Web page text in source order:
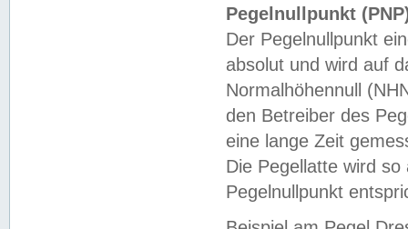
Pegelnullpunkt
Der Pegelnullpunkt
absolut und wird auf
Normalhöhennull
den Betreiber des
eine lange Zeit
Die Pegellatte wird
Pegelnullpunkt